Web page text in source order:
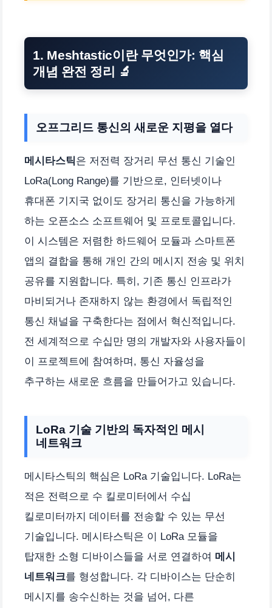
1. Meshtastic이란 무엇인가: 핵심
개념 완전 정리 🔬
오프그리드 통신의 새로운 지평을 열다
메시타스틱은 저전력 장거리 무선 통신 기술인
LoRa(Long Range)를 기반으로, 인터넷이나
휴대폰 기지국 없이도 장거리 통신을 가능하게
하는 오픈소스 소프트웨어 및 프로토콜입니다.
이 시스템은 저렴한 하드웨어 모듈과 스마트폰
앱의 결합을 통해 개인 간의 메시지 전송 및 위치
공유를 지원합니다. 특히, 기존 통신 인프라가
마비되거나 존재하지 않는 환경에서 독립적인
통신 채널을 구축한다는 점에서 혁신적입니다.
전 세계적으로 수십만 명의 개발자와 사용자들이
이 프로젝트에 참여하며, 통신 자율성을
추구하는 새로운 흐름을 만들어가고 있습니다.
LoRa 기술 기반의 독자적인 메시
네트워크
메시타스틱의 핵심은 LoRa 기술입니다. LoRa는
적은 전력으로 수 킬로미터에서 수십
킬로미터까지 데이터를 전송할 수 있는 무선
기술입니다. 메시타스틱은 이 LoRa 모듈을
탑재한 소형 디바이스들을 서로 연결하여 메시
네트워크를 형성합니다. 각 디바이스는 단순히
메시지를 송수신하는 것을 넘어, 다른